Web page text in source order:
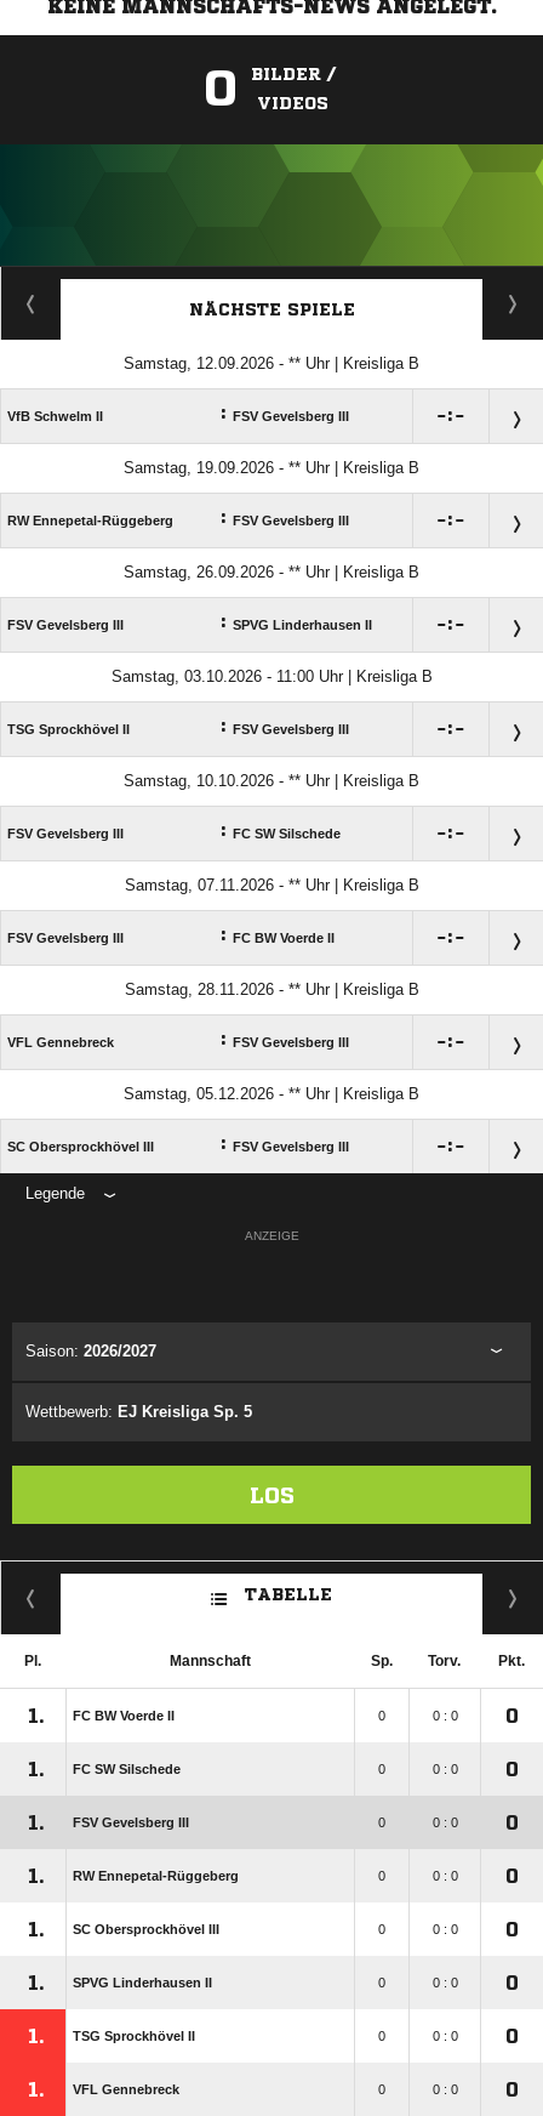
KEINE MANNSCHAFTS-NEWS ANGELEGT.
0
BILDER /
VIDEOS
ANZEIGE
NÄCHSTE SPIELE
Samstag, 12.09.2026 - ** Uhr | Kreisliga B
VfB Schwelm II : FSV Gevelsberg III :
Samstag, 19.09.2026 - ** Uhr | Kreisliga B
RW Ennepetal-Rüggeberg : FSV Gevelsberg III :
Samstag, 26.09.2026 - ** Uhr | Kreisliga B
FSV Gevelsberg III : SPVG Linderhausen II :
Samstag, 03.10.2026 - 11:00 Uhr | Kreisliga B
TSG Sprockhövel II : FSV Gevelsberg III :
Samstag, 10.10.2026 - ** Uhr | Kreisliga B
FSV Gevelsberg III : FC SW Silschede :
Samstag, 07.11.2026 - ** Uhr | Kreisliga B
FSV Gevelsberg III : FC BW Voerde II :
Samstag, 28.11.2026 - ** Uhr | Kreisliga B
VFL Gennebreck : FSV Gevelsberg III :
Samstag, 05.12.2026 - ** Uhr | Kreisliga B
SC Obersprockhövel III : FSV Gevelsberg III :
Legende
ANZEIGE
Saison: 2026/2027
Wettbewerb: EJ Kreisliga Sp. 5
LOS
TABELLE
Pl. Mannschaft Sp. Torv. Pkt.
1. FC BW Voerde II 0 0 : 0 0
1. FC SW Silschede 0 0 : 0 0
1. FSV Gevelsberg III 0 0 : 0 0
1. RW Ennepetal-Rüggeberg 0 0 : 0 0
1. SC Obersprockhövel III 0 0 : 0 0
1. SPVG Linderhausen II 0 0 : 0 0
1. TSG Sprockhövel II 0 0 : 0 0
1. VFL Gennebreck 0 0 : 0 0